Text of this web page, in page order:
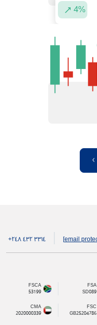
4%
+۲٤۸ ٤۳۲ ۳۳۱٤
FSA
SD089
FSCA
53199
FSC
GB25204786
CMA
2020000339